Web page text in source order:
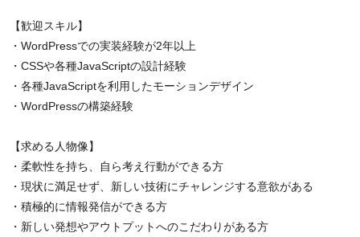
【歓迎スキル】
・WordPressでの実装経験が2年以上
・CSSや各種JavaScriptの設計経験
・各種JavaScriptを利用したモーションデザイン
・WordPressの構築経験
【求める人物像】
・柔軟性を持ち、自ら考え行動ができる方
・現状に満足せず、新しい技術にチャレンジする意欲がある
・積極的に情報発信ができる方
・新しい発想やアウトプットへのこだわりがある方